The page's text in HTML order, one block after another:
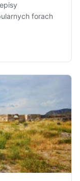
forach